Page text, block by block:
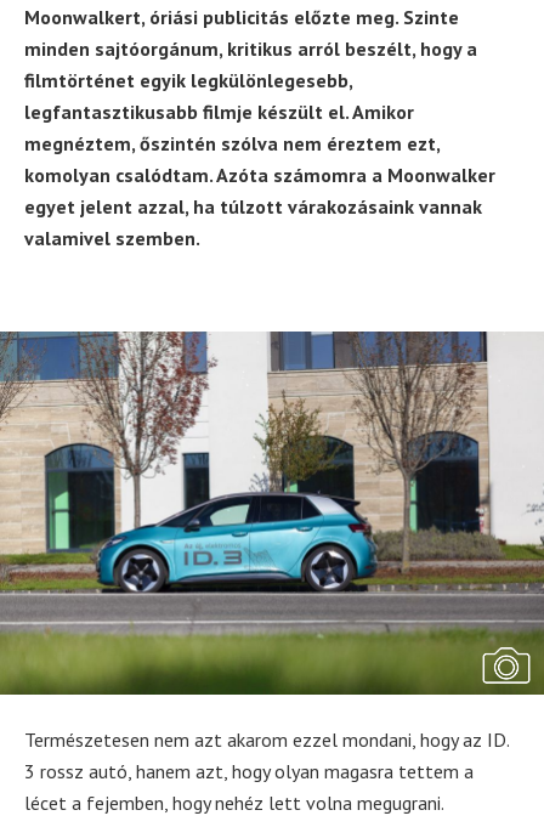
Moonwalkert, óriási publicitás előzte meg. Szinte
minden sajtóorgánum, kritikus arról beszélt, hogy a
filmtörténet egyik legkülönlegesebb,
legfantasztikusabb filmje készült el. Amikor
megnéztem, őszintén szólva nem éreztem ezt,
komolyan csalódtam. Azóta számomra a Moonwalker
egyet jelent azzal, ha túlzott várakozásaink vannak
valamivel szemben.
Természetesen nem azt akarom ezzel mondani, hogy az ID.
3 rossz autó, hanem azt, hogy olyan magasra tettem a
lécet a fejemben, hogy nehéz lett volna megugrani.